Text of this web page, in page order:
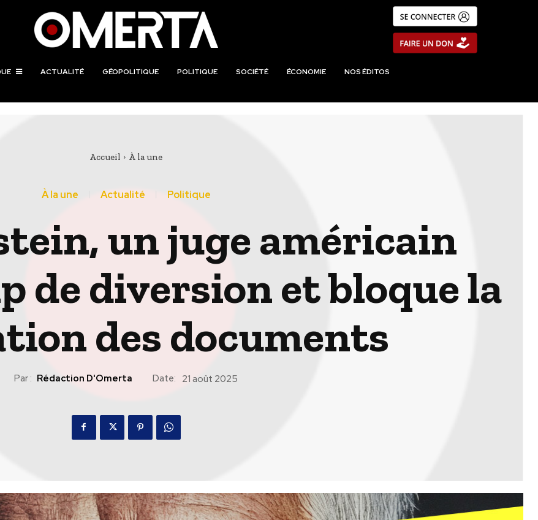
ACTUALITÉ GÉOPOLITIQUE POLITIQUE SOCIÉTÉ ÉCONOMIE NOS ÉDITOS
Accueil À la une
À la une Actualité Politique
un juge américain
de diversion et bloque la
des documents
Par : Rédaction D'Omerta Date: 21 août 2025